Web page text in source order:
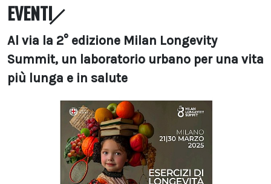
EVENTI
Al via la 2° edizione Milan Longevity
Summit, un laboratorio urbano per una vita
più lunga e in salute